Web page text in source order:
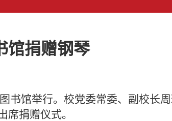
馆捐赠钢琴
书馆举行。校党委常委、副校长
捐赠仪式。